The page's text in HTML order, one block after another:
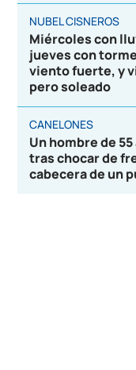
NUBEL CISNEROS
Miércoles con
jueves con
viento fuerte, y
pero soleado
CANELONES
Un hombre de
tras chocar de
cabecera de un